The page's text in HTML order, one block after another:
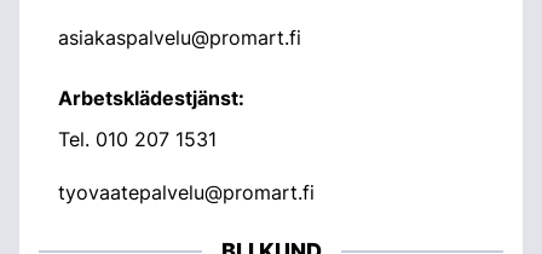
asiakaspalvelu@promart.fi
Arbetsklädestjänst:
Tel. 010 207 1531
tyovaatepalvelu@promart.fi